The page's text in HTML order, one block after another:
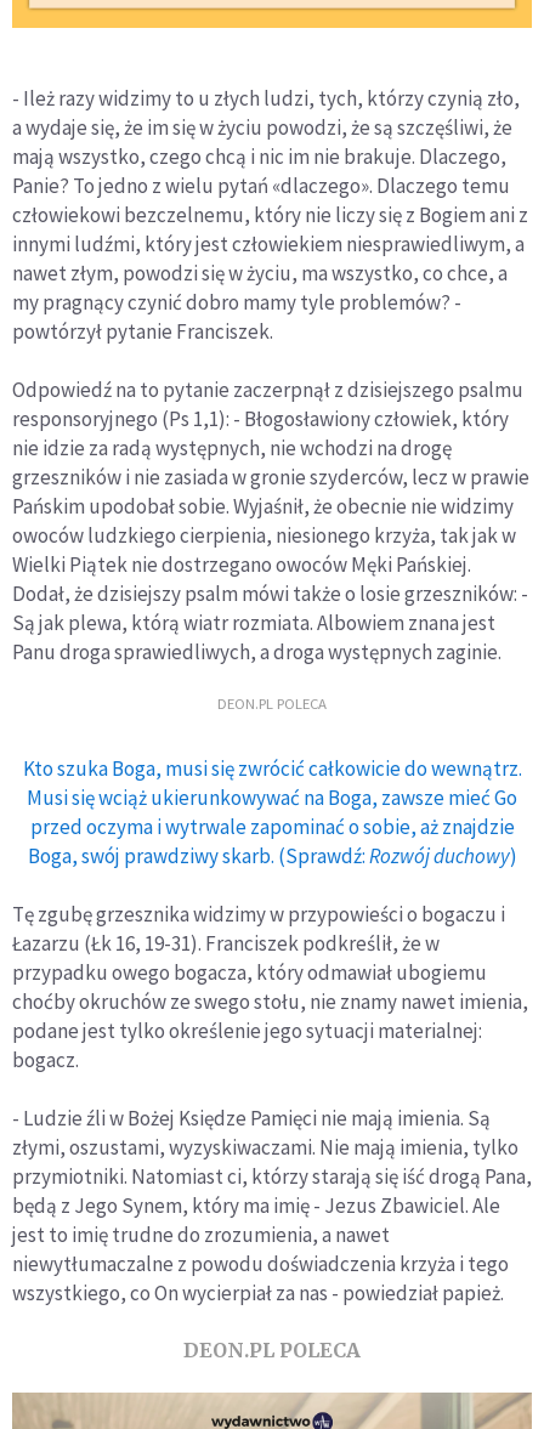
- Ileż razy widzimy to u złych ludzi, tych, którzy czynią zło,
a wydaje się, że im się w życiu powodzi, że są szczęśliwi, że
mają wszystko, czego chcą i nic im nie brakuje. Dlaczego,
Panie? To jedno z wielu pytań «dlaczego». Dlaczego temu
człowiekowi bezczelnemu, który nie liczy się z Bogiem ani z
innymi ludźmi, który jest człowiekiem niesprawiedliwym, a
nawet złym, powodzi się w życiu, ma wszystko, co chce, a
my pragnący czynić dobro mamy tyle problemów? -
powtórzył pytanie Franciszek.
Odpowiedź na to pytanie zaczerpnął z dzisiejszego psalmu
responsoryjnego (Ps 1,1): - Błogosławiony człowiek, który
nie idzie za radą występnych, nie wchodzi na drogę
grzeszników i nie zasiada w gronie szyderców, lecz w prawie
Pańskim upodobał sobie. Wyjaśnił, że obecnie nie widzimy
owoców ludzkiego cierpienia, niesionego krzyża, tak jak w
Wielki Piątek nie dostrzegano owoców Męki Pańskiej.
Dodał, że dzisiejszy psalm mówi także o losie grzeszników: -
Są jak plewa, którą wiatr rozmiata. Albowiem znana jest
Panu droga sprawiedliwych, a droga występnych zaginie.
DEON.PL POLECA
Kto szuka Boga, musi się zwrócić całkowicie do wewnątrz.
Musi się wciąż ukierunkowywać na Boga, zawsze mieć Go
przed oczyma i wytrwale zapominać o sobie, aż znajdzie
Boga, swój prawdziwy skarb. (Sprawdź:Rozwój duchowy)
Tę zgubę grzesznika widzimy w przypowieści o bogaczu i
Łazarzu (Łk 16, 19-31). Franciszek podkreślił, że w
przypadku owego bogacza, który odmawiał ubogiemu
choćby okruchów ze swego stołu, nie znamy nawet imienia,
podane jest tylko określenie jego sytuacji materialnej:
bogacz.
- Ludzie źli w Bożej Księdze Pamięci nie mają imienia. Są
złymi, oszustami, wyzyskiwaczami. Nie mają imienia, tylko
przymiotniki. Natomiast ci, którzy starają się iść drogą Pana,
będą z Jego Synem, który ma imię - Jezus Zbawiciel. Ale
jest to imię trudne do zrozumienia, a nawet
niewytłumaczalne z powodu doświadczenia krzyża i tego
wszystkiego, co On wycierpiał za nas - powiedział papież.
DEON.PL POLECA